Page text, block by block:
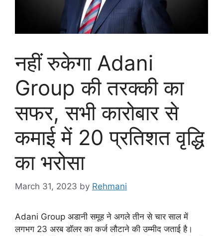
नहीं रुकेगा Adani
Group की तरक्की का
सफर, सभी कारोबार से
कमाई में 20 प्रतिशत वृद्धि
का भरोसा
March 31, 2023 by Rehmani
Adani Group अडानी समूह ने अगले तीन से चार साल में
लगभग 23 अरब डॉलर का कर्ज लौटाने की उम्मीद जताई है।